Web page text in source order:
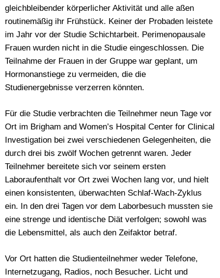
gleichbleibender körperlicher Aktivität und alle aßen
routinemäßig ihr Frühstück. Keiner der Probaden leistete
im Jahr vor der Studie Schichtarbeit. Perimenopausale
Frauen wurden nicht in die Studie eingeschlossen. Die
Teilnahme der Frauen in der Gruppe war geplant, um
Hormonanstiege zu vermeiden, die die
Studienergebnisse verzerren könnten.
Für die Studie verbrachten die Teilnehmer neun Tage vor
Ort im Brigham and Women’s Hospital Center for Clinical
Investigation bei zwei verschiedenen Gelegenheiten, die
durch drei bis zwölf Wochen getrennt waren. Jeder
Teilnehmer bereitete sich vor seinem ersten
Laboraufenthalt vor Ort zwei Wochen lang vor, und hielt
einen konsistenten, überwachten Schlaf-Wach-Zyklus
ein. In den drei Tagen vor dem Laborbesuch mussten sie
eine strenge und identische Diät verfolgen; sowohl was
die Lebensmittel, als auch den Zeifaktor betraf.
Vor Ort hatten die Studienteilnehmer weder Telefone,
Internetzugang, Radios, noch Besucher. Licht und